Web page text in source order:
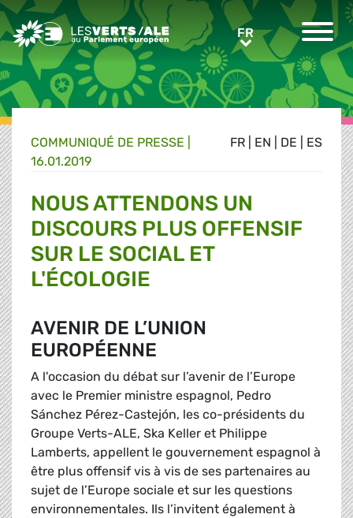
Greens/EFA Home FRFR
FR EN DE ES
COMMUNIQUÉ DE PRESSE
16.01.2019
NOUS ATTENDONS UN
DISCOURS PLUS OFFENSIF
SUR LE SOCIAL ET
L'ÉCOLOGIE
AVENIR DE L’UNION
EUROPÉENNE
A l'occasion du débat sur l’avenir de l’Europe
avec le Premier ministre espagnol, Pedro
Sánchez Pérez-Castejón, les co-présidents du
Groupe Verts-ALE, Ska Keller et Philippe
Lamberts, appellent le gouvernement espagnol à
être plus offensif vis à vis de ses partenaires au
sujet de l’Europe sociale et sur les questions
environnementales. Ils l’invitent également à